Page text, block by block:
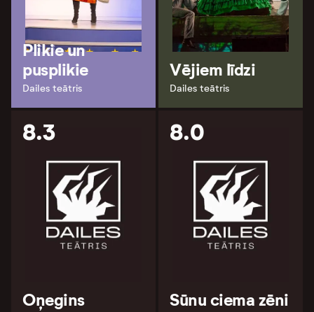
Plikie un
pusplikie
Dailes teātris
Vējiem līdzi
Dailes teātris
8.3
Oņegins
8.0
Sūnu ciema zēni